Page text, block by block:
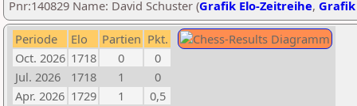
Pnr:140829 Name: David Schuster (Grafik Elo-Zeitreihe,
Periode Elo Partien Pkt.
Oct. 2026 1718 0
0
Jul. 2026
1718 1
0
Apr. 2026 1729 1
0,5